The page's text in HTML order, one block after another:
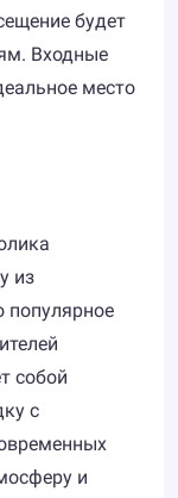
будет
Входные
место
из
популярное
собой
с
и